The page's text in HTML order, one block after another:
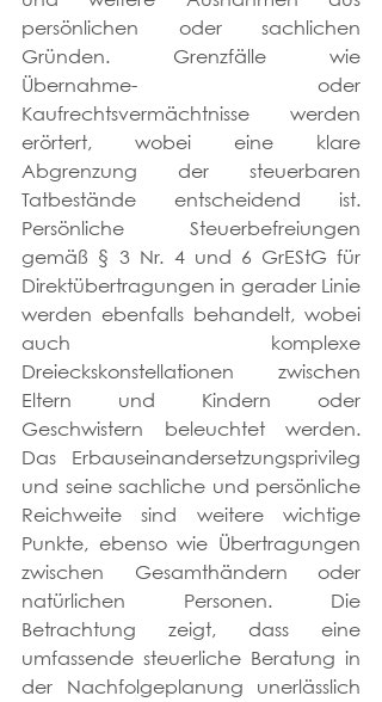
persönlichen oder sachlichen
Gründen. Grenzfälle wie
Übernahme- oder
Kaufrechtsvermächtnisse werden
erörtert, wobei eine klare
Abgrenzung der steuerbaren
Tatbestände entscheidend ist.
Persönliche Steuerbefreiungen
gemäß § 3 Nr. 4 und 6 GrEStG für
Direktübertragungen in gerader Linie
werden ebenfalls behandelt, wobei
auch komplexe
Dreieckskonstellationen zwischen
Eltern und Kindern oder
Geschwistern beleuchtet werden.
Das Erbauseinandersetzungsprivileg
und seine sachliche und persönliche
Reichweite sind weitere wichtige
Punkte, ebenso wie Übertragungen
zwischen Gesamthändern oder
natürlichen Personen. Die
Betrachtung zeigt, dass eine
umfassende steuerliche Beratung in
der Nachfolgeplanung unerlässlich